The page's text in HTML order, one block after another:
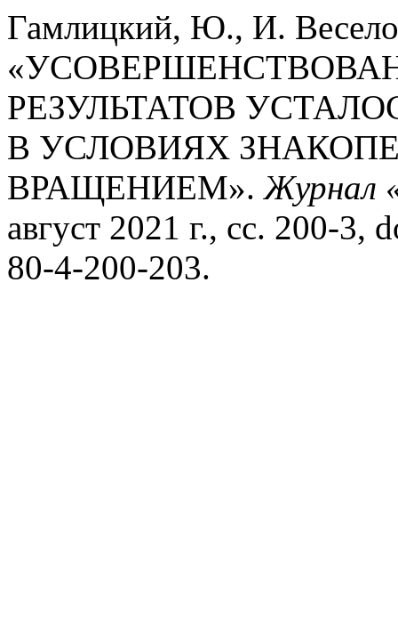
Гамлицкий, Ю., И.
РЕЗУЛЬТАТОВ
В УСЛОВИЯХ
ВРАЩЕНИЕМ». Журнал
август 2021 г., сс. 200-
80-4-200-203.